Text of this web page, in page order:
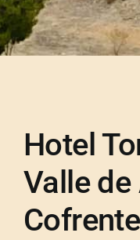
Hotel
Valle de